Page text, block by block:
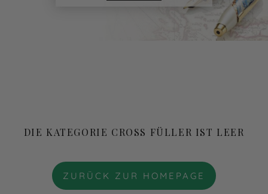
DIE KATEGORIE CROSS FÜLLER IST LEER
ZURÜCK ZUR HOMEPAGE